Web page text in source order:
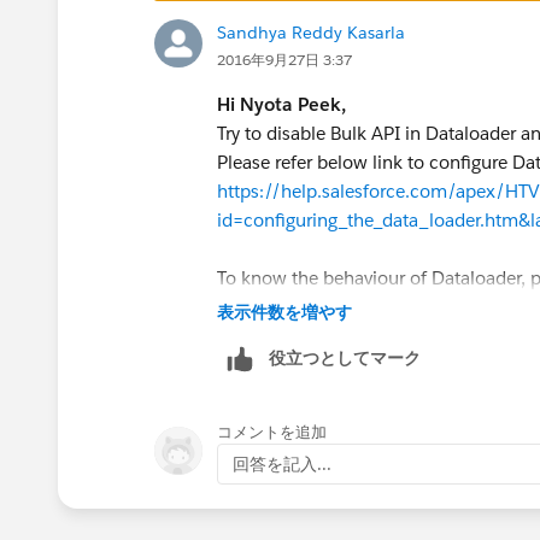
Sandhya Reddy Kasarla
2016年9月27日 3:37
Hi Nyota Peek,
Try to disable Bulk API in Dataloader
Please refer below link to configure
https://help.salesforce.com/apex/
To know the behaviour of Dataloader,
https://help.salesforce.com/apex/
https://success.salesforce.com/
Hope this helps you!
Please accept my solution as Best
表示件数を増やす
役立つとしてマーク
コメントを追加
回答を記入...